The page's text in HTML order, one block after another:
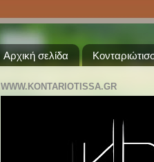
Αρχική σελίδα
WWW.KONTARIOTISSA.GR